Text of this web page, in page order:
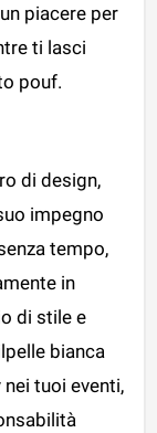
piacere per
ti lasci
pouf.
di design,
impegno
tempo,
in
di stile e
bianca
tuoi eventi,